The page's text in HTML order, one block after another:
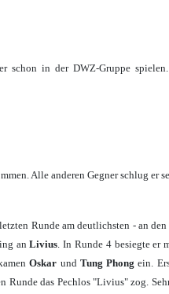
schon in der DWZ-Gruppe spielen.
Alle anderen Gegner schlug er
Runde am deutlichsten - an
anLivius. In Runde 4 besiegte er
Oskar und Tung Phong ein.
das Pechlos "Livius" zog.